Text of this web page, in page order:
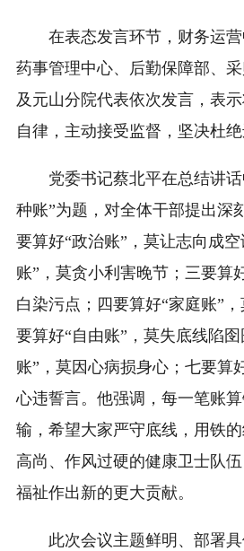
在表态发言环节，财务运
药事管理中心、后勤保障部、
及元山分院代表依次发言，表
自律，主动接受监督，坚决杜绝
党委书记蔡北平在总结讲
种账”为题，对全体干部提出深
要算好“政治账”，莫让志向成
账”，莫贪小利害晚节；三要算
白染污点；四要算好“家庭账”
要算好“自由账”，莫失底线陷
账”，莫因心病损身心；七要算
心违誓言。他强调，每一笔账
输，希望大家严守底线，用铁
高尚、作风过硬的健康卫士队
福祉作出新的更大贡献。
此次会议主题鲜明、部署